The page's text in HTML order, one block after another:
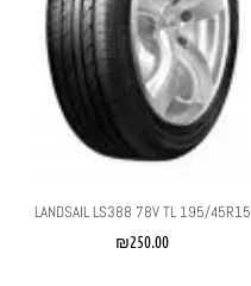
LANDSAIL LS388 78V TL 195/45R15
₪250.00